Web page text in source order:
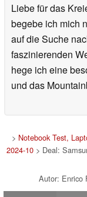
Liebe für das
begebe ich mich
auf die Suche
faszinierenden
hege ich eine
und das
> Notebook Test,
2024-10> Deal:
Autor: Enrico